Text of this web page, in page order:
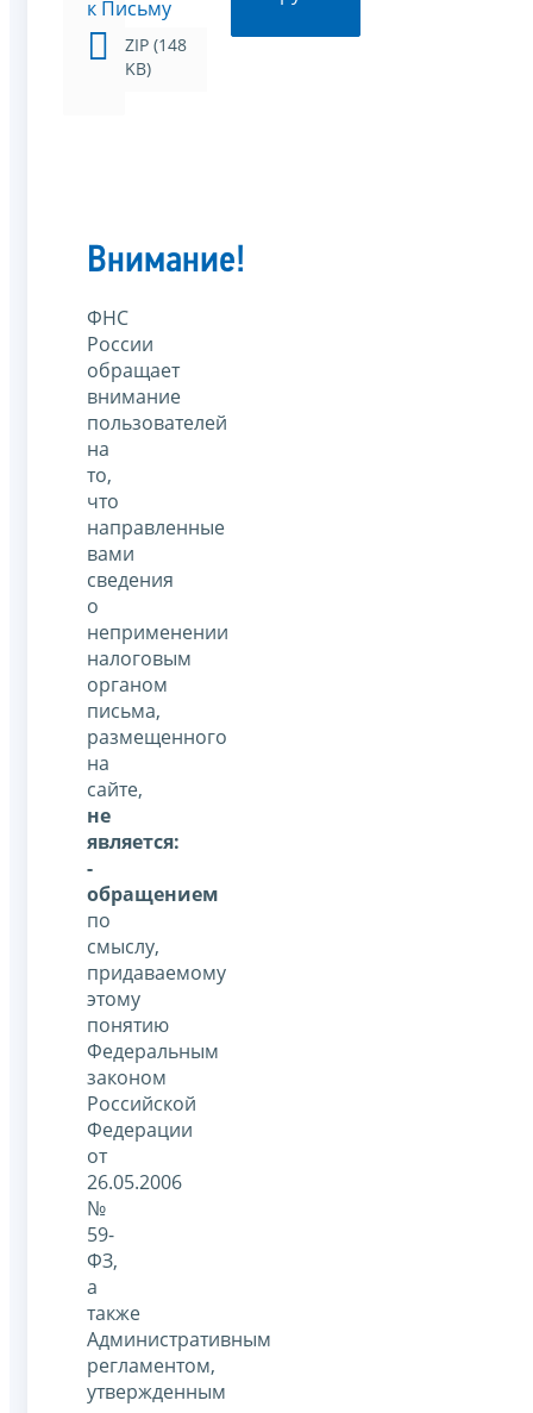
к Письму
ZIP (148
KB)
Внимание!
ФНС
России
обращает
внимание
пользователей
на
то,
что
направленные
вами
сведения
о
неприменении
налоговым
органом
письма,
размещенного
на
сайте,
не
является:
-
обращением
по
смыслу,
придаваемому
этому
понятию
Федеральным
законом
Российской
Федерации
от
26.05.2006
№
59-
ФЗ,
а
также
Административным
регламентом,
утвержденным